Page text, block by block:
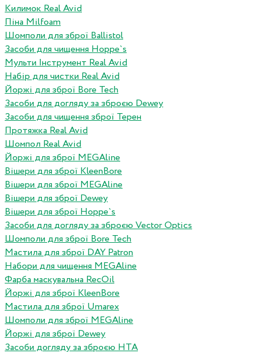
Килимок Real Avid
Піна Milfoam
Шомполи для зброї Ballistol
Засоби для чищення Hoppe`s
Мульти Інструмент Real Avid
Набір для чистки Real Avid
Йоржі для зброї Bore Tech
Засоби для догляду за зброєю Dewey
Засоби для чищення зброї Терен
Протяжка Real Avid
Шомпол Real Avid
Йоржі для зброї MEGAline
Вішери для зброї KleenBore
Вішери для зброї MEGAline
Вішери для зброї Dewey
Вішери для зброї Hoppe`s
Засоби для догляду за зброєю Vector Optics
Шомполи для зброї Bore Tech
Мастила для зброї DAY Patron
Набори для чищення MEGAline
Фарба маскувальна RecOil
Йоржі для зброї KleenBore
Мастила для зброї Umarex
Шомполи для зброї MEGAline
Йоржі для зброї Dewey
Засоби догляду за зброєю HTA